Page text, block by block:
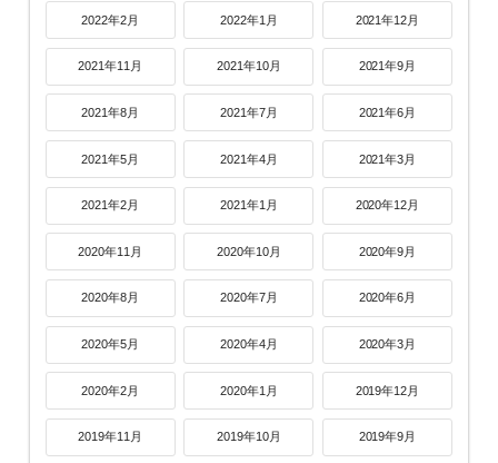
2022年2月 2022年1月 2021年12月
2021年11月 2021年10月 2021年9月
2021年8月 2021年7月 2021年6月
2021年5月 2021年4月 2021年3月
2021年2月 2021年1月 2020年12月
2020年11月 2020年10月 2020年9月
2020年8月 2020年7月 2020年6月
2020年5月 2020年4月 2020年3月
2020年2月 2020年1月 2019年12月
2019年11月 2019年10月 2019年9月